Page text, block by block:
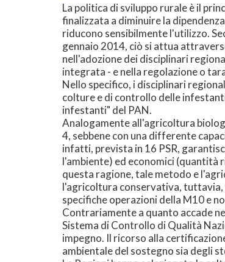
La politica di sviluppo rurale è il
finalizzata a diminuire la
riducono sensibilmente l'utilizzo.
gennaio 2014, ciò si attua
nell'adozione dei disciplinari
integrata - e nella regolazione o
Nello specifico, i disciplinari
colture e di controllo delle
infestanti" del PAN.
Analogamente all'agricoltura
4, sebbene con una differente
infatti, prevista in 16 PSR,
l'ambiente) ed economici (quantità
questa ragione, tale metodo e
l'agricoltura conservativa, tuttavia,
specifiche operazioni della M10 e
Contrariamente a quanto accade
Sistema di Controllo di Qualità
impegno. Il ricorso alla
ambientale del sostegno sia degli